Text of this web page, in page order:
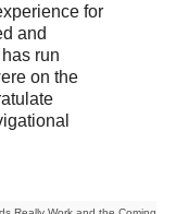
for
and
run
on the